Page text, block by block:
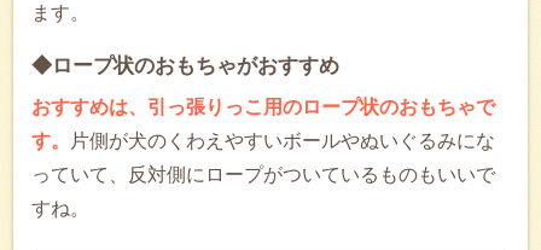
ます。
◆ロープ状のおもちゃがおすすめ
おすすめは、引っ張りっこ用のロープ状のおもちゃで
す。
片側が犬のくわえやすいボールやぬいぐるみにな
っていて、反対側にロープがついているものもいいで
すね。